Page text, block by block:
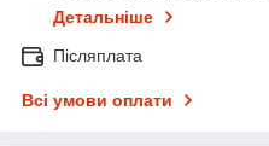
Детальніше
Післяплата
Всі умови оплати